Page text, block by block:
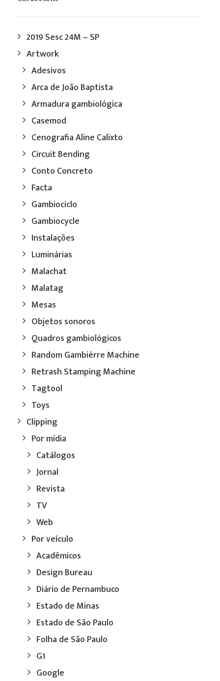
2019 Sesc 24M – SP
Artwork
Adesivos
Arca de João Baptista
Armadura gambiológica
Casemod
Cenografia Aline Calixto
Circuit Bending
Conto Concreto
Facta
Gambiociclo
Gambiocycle
Instalações
Luminárias
Malachat
Malatag
Mesas
Objetos sonoros
Quadros gambiológicos
Random Gambièrre Machine
Retrash Stamping Machine
Tagtool
Toys
Clipping
Por mídia
Catálogos
Jornal
Revista
TV
Web
Por veículo
Acadêmicos
Design Bureau
Diário de Pernambuco
Estado de Minas
Estado de São Paulo
Folha de São Paulo
G1
Google